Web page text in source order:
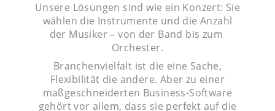
Unsere Lösungen sind wie ein Konzert: Sie
wählen die Instrumente und die Anzahl
der Musiker – von der Band bis zum
Orchester.
Branchenvielfalt ist die eine Sache,
Flexibilität die andere. Aber zu einer
maßgeschneiderten Business-Software
gehört vor allem, dass sie perfekt auf die